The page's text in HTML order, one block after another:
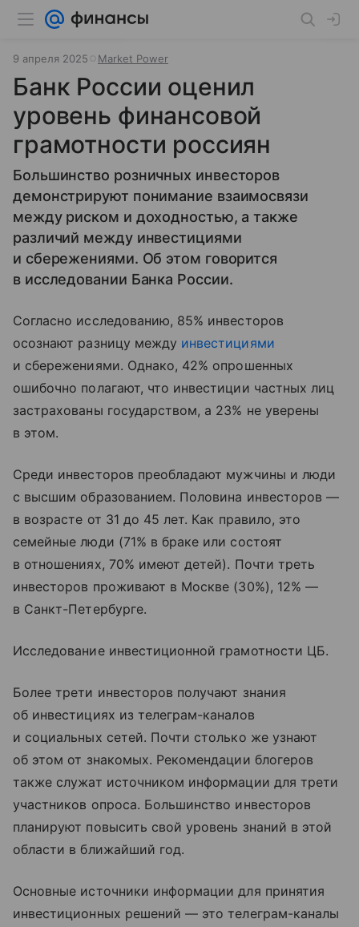
9 апреля 2025 Market Power
Банк России оценил
уровень финансовой
грамотности россиян
Большинство розничных инвесторов
демонстрируют понимание взаимосвязи
между риском и доходностью, а также
различий между инвестициями
и сбережениями. Об этом говорится
в исследовании Банка России.
Согласно исследованию, 85% инвесторов
осознают разницу между инвестициями
и сбережениями. Однако, 42% опрошенных
ошибочно полагают, что инвестиции частных лиц
застрахованы государством, а 23% не уверены
в этом.
Среди инвесторов преобладают мужчины и люди
с высшим образованием. Половина инвесторов —
в возрасте от 31 до 45 лет. Как правило, это
семейные люди (71% в браке или состоят
в отношениях, 70% имеют детей). Почти треть
инвесторов проживают в Москве (30%), 12% —
в Санкт-Петербурге.
Исследование инвестиционной грамотности ЦБ.
Более трети инвесторов получают знания
об инвестициях из телеграм-каналов
и социальных сетей. Почти столько же узнают
об этом от знакомых. Рекомендации блогеров
также служат источником информации для трети
участников опроса. Большинство инвесторов
планируют повысить свой уровень знаний в этой
области в ближайший год.
Основные источники информации для принятия
инвестиционных решений — это телеграм-каналы